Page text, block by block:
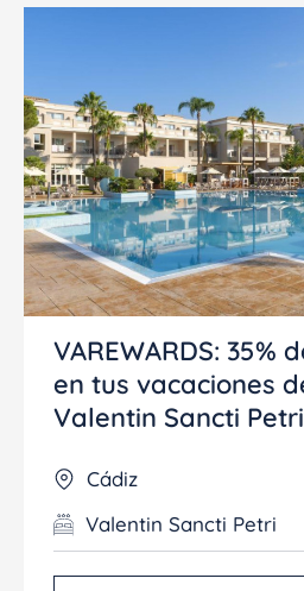
VAREWARDS: 35%
en tus vacaciones
Valentin Sancti Petri
Cádiz
Valentin Sancti Petri